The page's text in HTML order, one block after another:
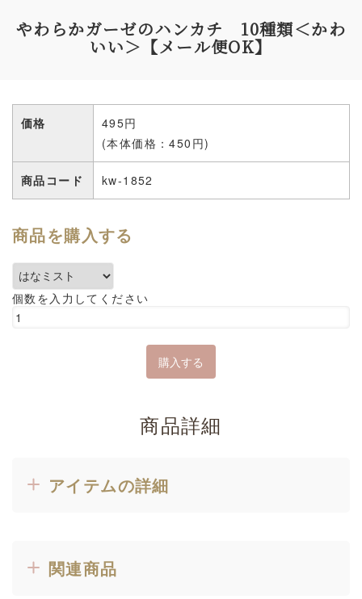
やわらかガーゼのハンカチ 10種類＜かわ
いい＞【メール便OK】
価格
495円
(本体価格：450円)
商品コード kw-1852
商品を購入する
個数を入力してください
商品詳細
アイテムの詳細
関連商品